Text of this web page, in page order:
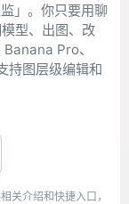
」。你只要用聊
型、出图、改
Pro、
持图层级编辑和
关介绍和快捷入口，